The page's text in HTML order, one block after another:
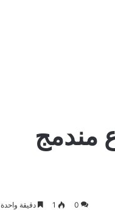
مندمج
0
1 دقيقة واحدة